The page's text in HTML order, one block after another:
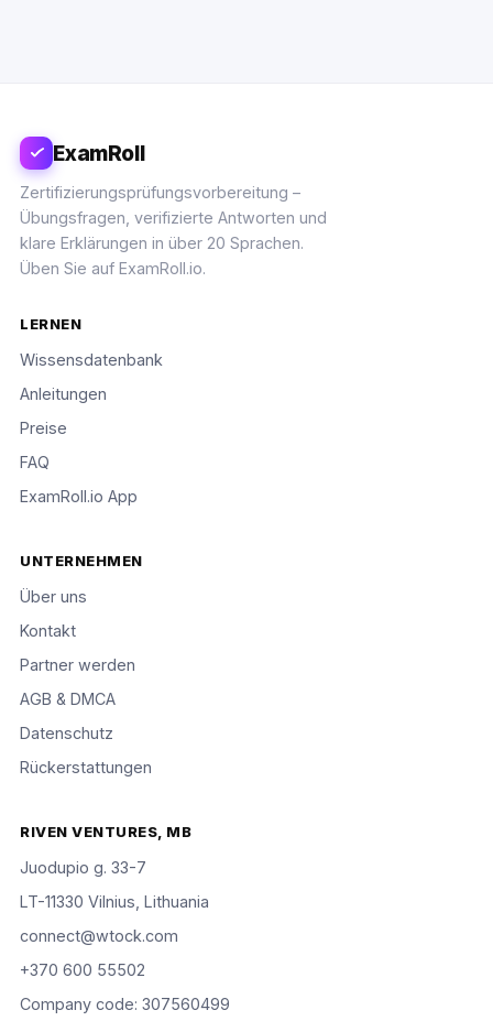
ExamRoll
Zertifizierungsprüfungsvorbereitung –
Übungsfragen, verifizierte Antworten und
klare Erklärungen in über 20 Sprachen.
Üben Sie auf ExamRoll.io.
LERNEN
Wissensdatenbank
Anleitungen
Preise
FAQ
ExamRoll.io App
UNTERNEHMEN
Über uns
Kontakt
Partner werden
AGB & DMCA
Datenschutz
Rückerstattungen
RIVEN VENTURES, MB
Juodupio g. 33-7
LT-11330 Vilnius, Lithuania
connect@wtock.com
+370 600 55502
Company code: 307560499